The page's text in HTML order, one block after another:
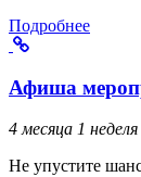
Подробнее
Афиша
4 месяца 1 неделя
Не упустите